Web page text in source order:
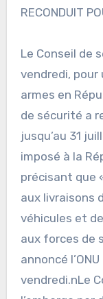
RECONDUIT
Le Conseil de
vendredi, pour
armes en
de sécurité a
jusqu’au 31
imposé à la
précisant que
aux livraisons
véhicules et
aux forces de
annoncé
vendredi.nLe